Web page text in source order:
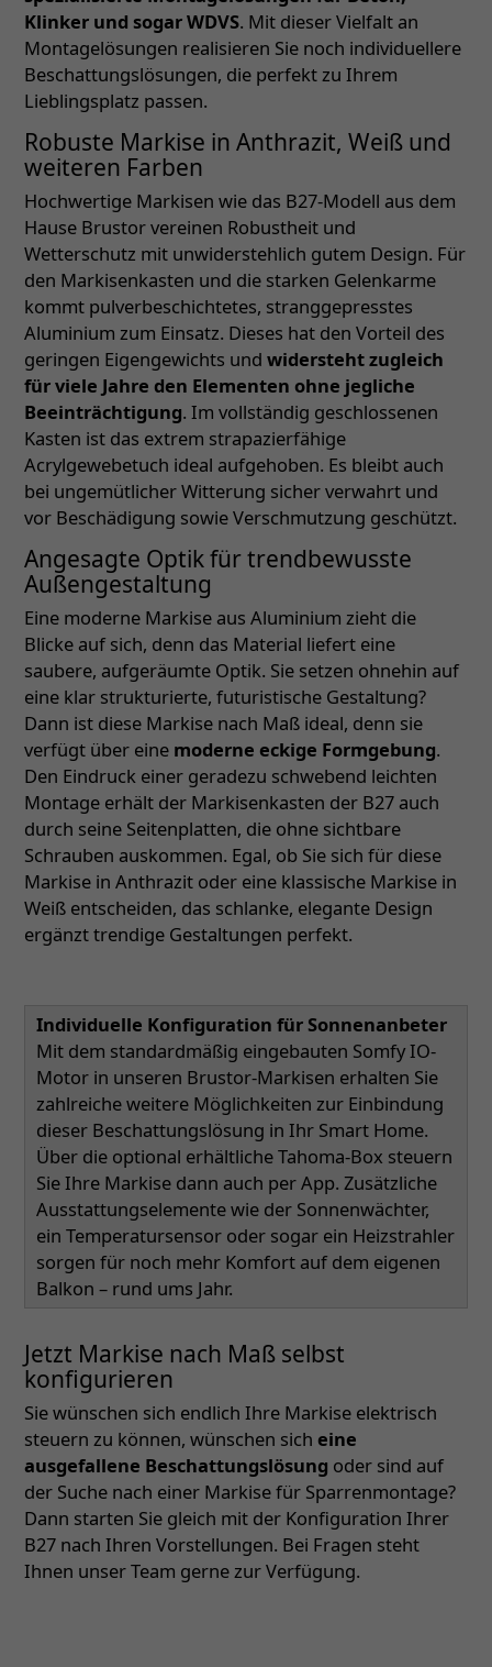
Klinker und sogar WDVS. Mit dieser Vielfalt an
Montagelösungen realisieren Sie noch individuellere
Beschattungslösungen, die perfekt zu Ihrem
Lieblingsplatz passen.
Robuste Markise in Anthrazit, Weiß und
weiteren Farben
Hochwertige Markisen wie das B27-Modell aus dem
Hause Brustor vereinen Robustheit und
Wetterschutz mit unwiderstehlich gutem Design. Für
den Markisenkasten und die starken Gelenkarme
kommt pulverbeschichtetes, stranggepresstes
Aluminium zum Einsatz. Dieses hat den Vorteil des
geringen Eigengewichts und widersteht zugleich
für viele Jahre den Elementen ohne jegliche
Beeinträchtigung. Im vollständig geschlossenen
Kasten ist das extrem strapazierfähige
Acrylgewebetuch ideal aufgehoben. Es bleibt auch
bei ungemütlicher Witterung sicher verwahrt und
vor Beschädigung sowie Verschmutzung geschützt.
Angesagte Optik für trendbewusste
Außengestaltung
Eine moderne Markise aus Aluminium zieht die
Blicke auf sich, denn das Material liefert eine
saubere, aufgeräumte Optik. Sie setzen ohnehin auf
eine klar strukturierte, futuristische Gestaltung?
Dann ist diese Markise nach Maß ideal, denn sie
verfügt über eine moderne eckige Formgebung.
Den Eindruck einer geradezu schwebend leichten
Montage erhält der Markisenkasten der B27 auch
durch seine Seitenplatten, die ohne sichtbare
Schrauben auskommen. Egal, ob Sie sich für diese
Markise in Anthrazit oder eine klassische Markise in
Weiß entscheiden, das schlanke, elegante Design
ergänzt trendige Gestaltungen perfekt.
Individuelle Konfiguration für Sonnenanbeter
Mit dem standardmäßig eingebauten Somfy IO-
Motor in unseren Brustor-Markisen erhalten Sie
zahlreiche weitere Möglichkeiten zur Einbindung
dieser Beschattungslösung in Ihr Smart Home.
Über die optional erhältliche Tahoma-Box steuern
Sie Ihre Markise dann auch per App. Zusätzliche
Ausstattungselemente wie der Sonnenwächter,
ein Temperatursensor oder sogar ein Heizstrahler
sorgen für noch mehr Komfort auf dem eigenen
Balkon – rund ums Jahr.
Jetzt Markise nach Maß selbst
konfigurieren
Sie wünschen sich endlich Ihre Markise elektrisch
steuern zu können, wünschen sich eine
ausgefallene Beschattungslösung oder sind auf
der Suche nach einer Markise für Sparrenmontage?
Dann starten Sie gleich mit der Konfiguration Ihrer
B27 nach Ihren Vorstellungen. Bei Fragen steht
Ihnen unser Team gerne zur Verfügung.